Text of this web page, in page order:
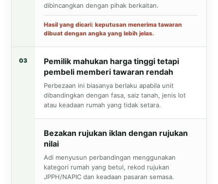
dibincangkan dengan pihak berkaitan.
Hasil yang dicari: keputusan menerima tawaran
dibuat dengan angka yang lebih jelas.
03
Pemilik mahukan harga tinggi tetapi
pembeli memberi tawaran rendah
Perbezaan ini biasanya berlaku apabila unit
dibandingkan dengan fasa, saiz tanah, jenis lot
atau keadaan rumah yang tidak setara.
Bezakan rujukan iklan dengan rujukan
nilai
Adi menyusun perbandingan menggunakan
kategori rumah yang betul, rekod rujukan
JPPH/NAPIC dan keadaan pasaran semasa.